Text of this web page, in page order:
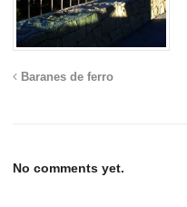
Baranes de ferro
No comments yet.